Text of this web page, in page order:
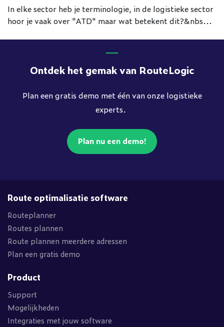
In elke sector heb je terminologie, in de logistieke sector
hoor je vaak over "ATD" maar wat betekent dit?&nbs...
Ontdek het gemak van RouteLogic
Plan een gratis demo met één van onze logistieke
experts.
Plan nu een demo!
Route optimalisatie software
Routeplanner
Routes plannen
Route plannen meerdere adressen
Plan een gratis demo
Product
Support
Mogelijkheden
Integraties met jouw software